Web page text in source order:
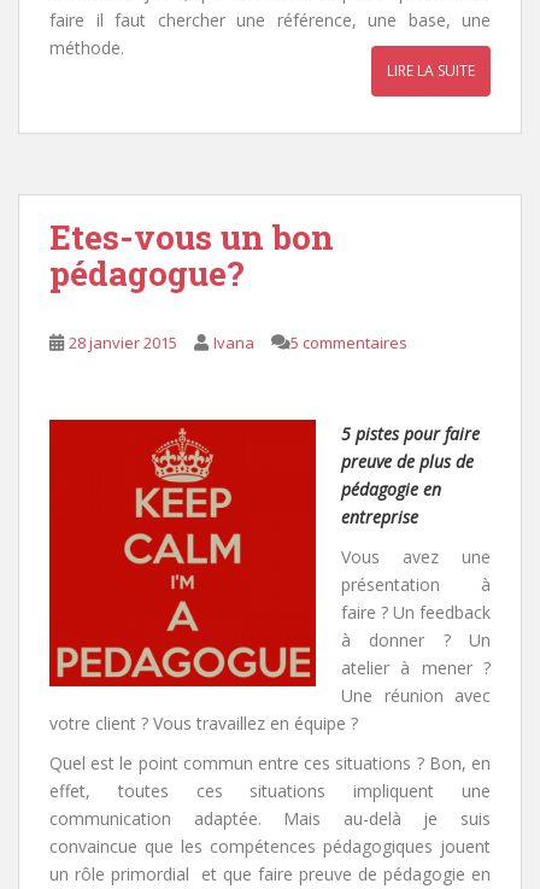
faire il faut chercher une référence, une base, une
méthode.
LIRE LA SUITE
Etes-vous un bon
pédagogue?
28 janvier 2015 Ivana 5 commentaires
5 pistes pour faire
preuve de plus de
pédagogie en
entreprise
Vous avez une
présentation à
faire ? Un feedback
à donner ? Un
atelier à mener ?
Une réunion avec
votre client ? Vous travaillez en équipe ?
Quel est le point commun entre ces situations ? Bon, en
effet, toutes ces situations impliquent une
communication adaptée. Mais au-delà je suis
convaincue que les compétences pédagogiques jouent
un rôle primordial et que faire preuve de pédagogie en